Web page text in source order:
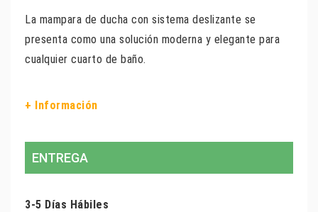
La mampara de ducha con sistema deslizante se
presenta como una solución moderna y elegante para
cualquier cuarto de baño.
+ Información
ENTREGA
3-5 Días Hábiles